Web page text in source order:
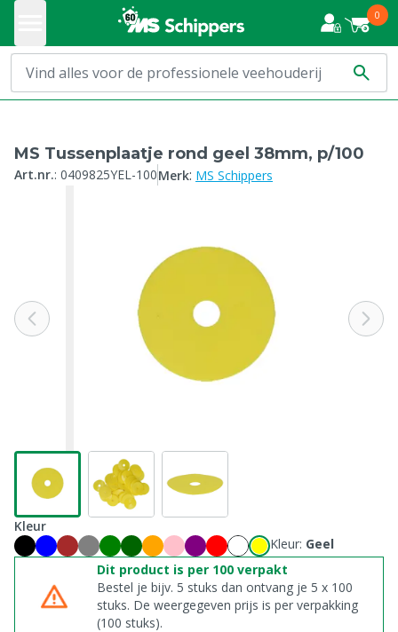
0
MS Tussenplaatje rond geel 38mm, p/100
Art.nr.: 0409825YEL-100Merk: MS Schippers
Kleur
Kleur: Geel
Dit product is per 100 verpakt
Bestel je bijv. 5 stuks dan ontvang je 5 x 100
stuks. De weergegeven prijs is per verpakking
(100 stuks).